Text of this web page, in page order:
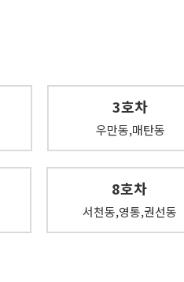
3호차
우만동,매탄동
8호차
서천동,영통,권선동